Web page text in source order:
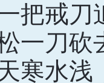
把戒
一刀
寒水浅